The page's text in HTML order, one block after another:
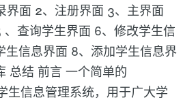
界面 2、注册界面 3、主界面
查询学生界面 6、修改学生信
生信息界面 8、添加学生信息界
总结 前言 一个简单的
生信息管理系统，用于广大学